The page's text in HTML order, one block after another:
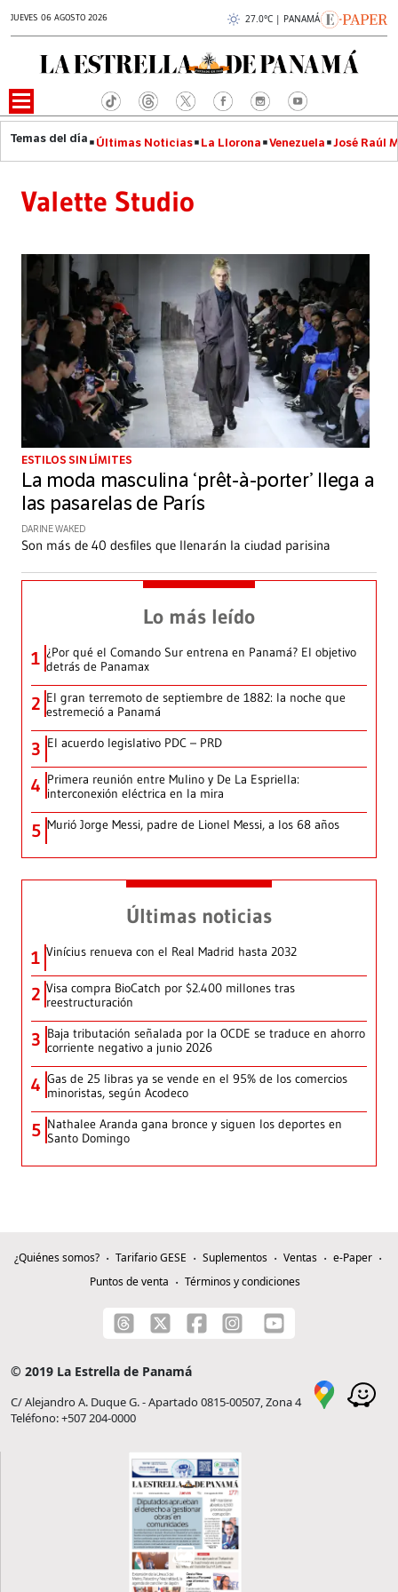
JUEVES 06 AGOSTO 2026 27.0°C | PANAMÁ
Últimas Noticias La Llorona Venezuela José Raúl
Valette Studio
ESTILOS SIN LÍMITES
La moda masculina ‘prêt-à-porter’ llega a
las pasarelas de París
DARINE WAKED
Son más de 40 desfiles que llenarán la ciudad parisina
Lo más leído
1 ¿Por qué el Comando Sur entrena en Panamá? El objetivo
detrás de Panamax
2 El gran terremoto de septiembre de 1882: la noche que
estremeció a Panamá
3 El acuerdo legislativo PDC – PRD
4 Primera reunión entre Mulino y De La Espriella:
interconexión eléctrica en la mira
5 Murió Jorge Messi, padre de Lionel Messi, a los 68 años
Últimas noticias
1 Vinícius renueva con el Real Madrid hasta 2032
2 Visa compra BioCatch por $2.400 millones tras
reestructuración
3 Baja tributación señalada por la OCDE se traduce en ahorro
corriente negativo a junio 2026
4 Gas de 25 libras ya se vende en el 95% de los comercios
minoristas, según Acodeco
5 Nathalee Aranda gana bronce y siguen los deportes en
Santo Domingo
¿Quiénes somos? Tarifario GESE Suplementos Ventas
e-Paper
Puntos de venta
Términos y condiciones
© 2019 La Estrella de Panamá
C/ Alejandro A. Duque G. - Apartado 0815-00507, Zona 4
Teléfono: +507 204-0000